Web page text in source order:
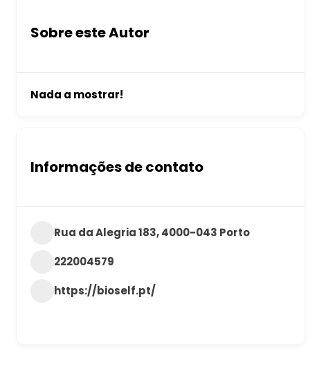
Sobre este Autor
Nada a mostrar!
Informações de contato
Rua da Alegria 183, 4000-043 Porto
222004579
https://bioself.pt/